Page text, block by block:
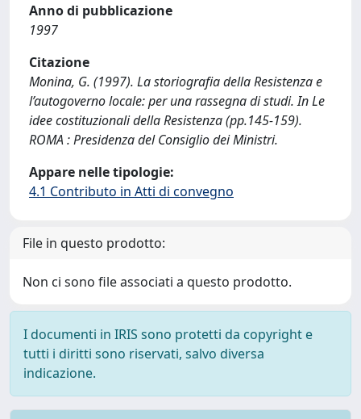
Anno di pubblicazione
1997
Citazione
Monina, G. (1997). La storiografia della Resistenza e
l’autogoverno locale: per una rassegna di studi. In Le
idee costituzionali della Resistenza (pp.145-159).
ROMA : Presidenza del Consiglio dei Ministri.
Appare nelle tipologie:
4.1 Contributo in Atti di convegno
File in questo prodotto:
Non ci sono file associati a questo prodotto.
I documenti in IRIS sono protetti da copyright e
tutti i diritti sono riservati, salvo diversa
indicazione.